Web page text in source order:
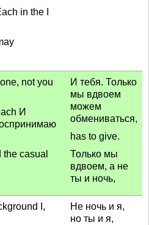
in the I
not you
И
casual
И тебя. Только
мы вдвоем
можем
обмениваться,
has to give.
Только мы
вдвоем, а не
ты и ночь,
I,
Не ночь и я,
но ты и я,